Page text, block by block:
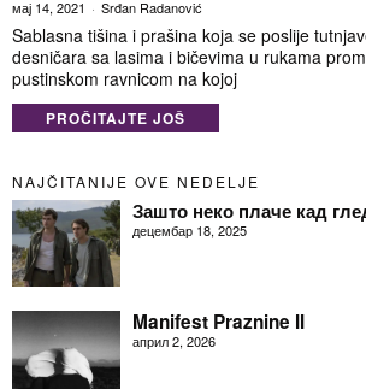
мај 14, 2021 Srđan Radanović
Sablasna tišina i prašina koja se poslije
desničara sa lasima i bičevima u rukama
pustinskom ravnicom na kojoj
PROČITAJTE JOŠ
NAJČITANIJE OVE NEDELJE
Зашто неко плаче кад
децембар 18, 2025
Manifest Praznine II
април 2, 2026